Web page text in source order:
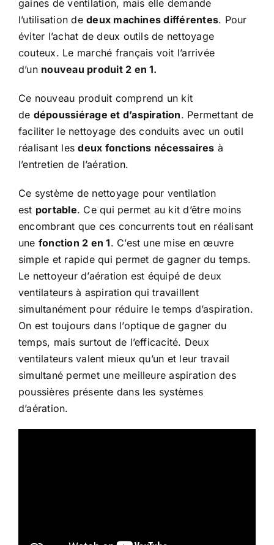
gaines de ventilation, mais elle demande
l’utilisation dedeux machines différentes. Pour
éviter l’achat de deux outils de nettoyage
couteux. Le marché français voit l’arrivée
d’un nouveau produit 2 en 1.
Ce nouveau produit comprend un kit
de dépoussiérage et d’aspiration. Permettant de
faciliter le nettoyage des conduits avec un outil
réalisant lesdeux fonctions nécessaires à
l’entretien de l’aération.
Ce système de nettoyage pour ventilation
est portable. Ce qui permet au kit d’être moins
encombrant que ces concurrents tout en réalisant
une fonction 2 en 1. C’est une mise en œuvre
simple et rapide qui permet de gagner du temps.
Le nettoyeur d’aération est équipé de deux
ventilateurs à aspiration qui travaillent
simultanément pour réduire le temps d’aspiration.
On est toujours dans l’optique de gagner du
temps, mais surtout de l’efficacité. Deux
ventilateurs valent mieux qu’un et leur travail
simultané permet une meilleure aspiration des
poussières présente dans les systèmes
d’aération.